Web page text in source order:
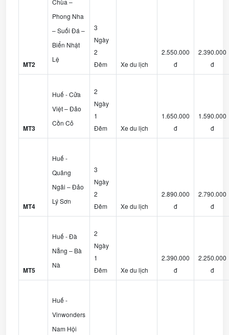
MT2
Chùa –
Phong Nha
– Suối Đá –
Biển Nhật
Lệ
3
Ngày
2
Đêm
Xe du lịch
2.550.000
đ
2.390.000
đ
MT3
Huế - Cửa
Việt – Đảo
Cồn Cỏ
2
Ngày
1
Đêm
Xe du lịch
1.650.000
đ
1.590.000
đ
MT4
Huế -
Quãng
Ngãi – Đảo
Lý Sơn
3
Ngày
2
Đêm
Xe du lịch
2.890.000
đ
2.790.000
đ
MT5
Huế - Đà
Nẵng – Bà
Nà
2
Ngày
1
Đêm
Xe du lịch
2.390.000
đ
2.250.000
đ
Huế -
Vinwonders
Nam Hội